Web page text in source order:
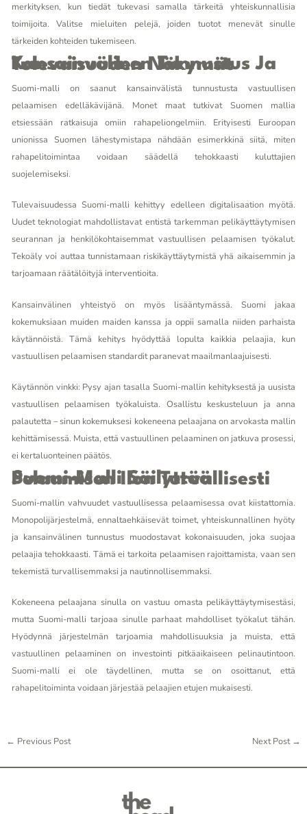
merkityksen, kun tiedät tukevasi samalla tärkeitä yhteiskunnallisia
toimijoita. Valitse mieluiten pelejä, joiden tuotot menevät sinulle
tärkeiden kohteiden tukemiseen.
Kansainvälinen Tunnustus Ja Tulevaisuuden Näkymät
Suomi-malli on saanut kansainvälistä tunnustusta vastuullisen
pelaamisen edelläkävijänä. Monet maat tutkivat Suomen mallia
etsiessään ratkaisuja omiin rahapeliongelmiin. Erityisesti Euroopan
unionissa Suomen lähestymistapa nähdään esimerkkinä siitä, miten
rahapelitoimintaa voidaan säädellä tehokkaasti kuluttajien
suojelemiseksi.
Tulevaisuudessa Suomi-malli kehittyy edelleen digitalisaation myötä.
Uudet teknologiat mahdollistavat entistä tarkemman pelikäyttäytymisen
seurannan ja henkilökohtaisemmat vastuullisen pelaamisen työkalut.
Tekoäly voi auttaa tunnistamaan riskikäyttäytymistä yhä aikaisemmin ja
tarjoamaan räätälöityjä interventioita.
Kansainvälinen yhteistyö on myös lisääntymässä. Suomi jakaa
kokemuksiaan muiden maiden kanssa ja oppii samalla niiden parhaista
käytännöistä. Tämä kehitys hyödyttää lopulta kaikkia pelaajia, kun
vastuullisen pelaamisen standardit paranevat maailmanlaajuisesti.
Käytännön vinkki: Pysy ajan tasalla Suomi-mallin kehityksestä ja uusista
vastuullisen pelaamisen työkaluista. Osallistu keskusteluun ja anna
palautetta – sinun kokemuksesi kokeneena pelaajana on arvokasta mallin
kehittämisessä. Muista, että vastuullinen pelaaminen on jatkuva prosessi,
ei kertaluonteinen päätös.
Suomi-Malli Säilyttää Pelaamisen Ilon Turvallisesti
Suomi-mallin vahvuudet vastuullisessa pelaamisessa ovat kiistattomia.
Monopolijärjestelmä, ennaltaehkäisevät toimet, yhteiskunnallinen hyöty
ja kansainvälinen tunnustus muodostavat kokonaisuuden, joka suojaa
pelaajia tehokkaasti. Tämä ei tarkoita pelaamisen rajoittamista, vaan sen
tekemistä turvallisemmaksi ja nautinnollisemmaksi.
Kokeneena pelaajana sinulla on vastuu omasta pelikäyttäytymisestäsi,
mutta Suomi-malli tarjoaa sinulle parhaat mahdolliset työkalut tähän.
Hyödynnä järjestelmän tarjoamia mahdollisuuksia ja muista, että
vastuullinen pelaaminen on investointi pitkäaikaiseen pelinautintoon.
Suomi-malli ei ole täydellinen, mutta se on osoittanut, että
rahapelitoiminta voidaan järjestää pelaajien etujen mukaisesti.
← Previous Post Next Post →